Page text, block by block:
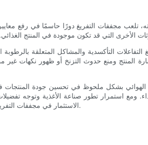
تلعب مجففات التفريغ دورًا حاسمًا في رفع
التأكسدية والمشاكل المتعلقة
المنتج ومنع حدوث التزنخ أو ظهور نكهات غير
بشكل ملحوظ في تحسين جودة المنتجات
ومع استمرار تطور صناعة الأغذية وتوجه
الاستثمار في مجففات التفريغ الهوائي، تستطيع مصانع تجهيز الأغذية تحسين عمليات الإنتاج، وتقديم منتجات فائقة الجودة، والحفاظ على ميزة تنافسية في السوق.